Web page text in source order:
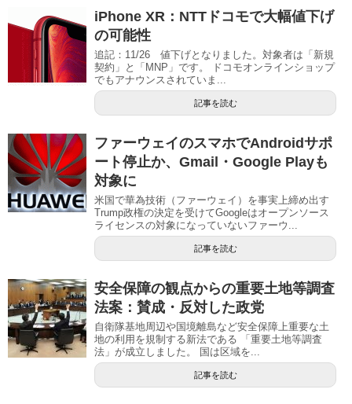
iPhone XR：NTTドコモで大幅値下げ
の可能性
追記：11/26 値下げとなりました。対象者は「新規
契約」と「MNP」です。 ドコモオンラインショップ
でもアナウンスされていま...
記事を読む
ファーウェイのスマホでAndroidサポ
ート停止か、Gmail・Google Playも
対象に
米国で華為技術（ファーウェイ）を事実上締め出す
Trump政権の決定を受けてGoogleはオープンソース
ライセンスの対象になっていないファーウ...
記事を読む
安全保障の観点からの重要土地等調査
法案：賛成・反対した政党
自衛隊基地周辺や国境離島など安全保障上重要な土
地の利用を規制する新法である 「重要土地等調査
法」が成立しました。 国は区域を...
記事を読む